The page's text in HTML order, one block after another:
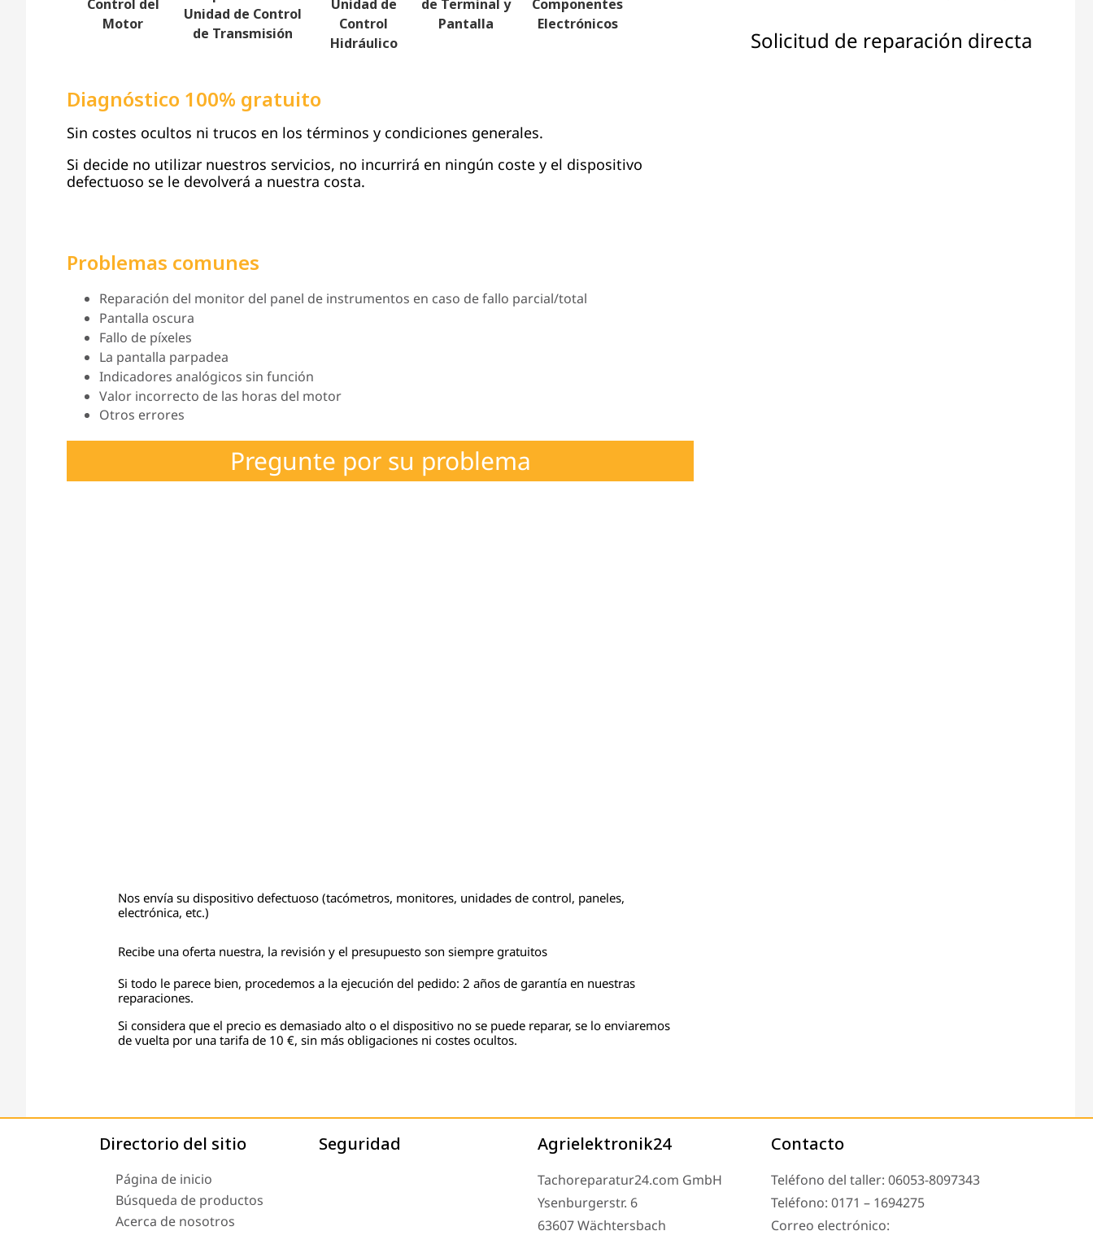
Control del
Motor
Unidad de Control
de Transmisión
Unidad de
Control
Hidráulico
de Terminal y
Pantalla
Componentes
Electrónicos
Diagnóstico 100% gratuito
Sin costes ocultos ni trucos en los términos y condiciones generales.
Si decide no utilizar nuestros servicios, no incurrirá en ningún coste y el dispositivo
defectuoso se le devolverá a nuestra costa.
Problemas comunes
Reparación del monitor del panel de instrumentos en caso de fallo parcial/total
Pantalla oscura
Fallo de píxeles
La pantalla parpadea
Indicadores analógicos sin función
Valor incorrecto de las horas del motor
Otros errores
Pregunte por su problema
Nos envía su dispositivo defectuoso (tacómetros, monitores, unidades de control, paneles,
electrónica, etc.)
Recibe una oferta nuestra, la revisión y el presupuesto son siempre gratuitos
Si todo le parece bien, procedemos a la ejecución del pedido: 2 años de garantía en nuestras
reparaciones.
Si considera que el precio es demasiado alto o el dispositivo no se puede reparar, se lo enviaremos
de vuelta por una tarifa de 10 €, sin más obligaciones ni costes ocultos.
Solicitud de reparación directa
Directorio del sitio
Página de inicio
Búsqueda de productos
Acerca de nosotros
Seguridad Agrielektronik24
Tachoreparatur24.com GmbH
Ysenburgerstr. 6
63607 Wächtersbach
Contacto
Teléfono del taller: 06053-8097343
Teléfono: 0171 – 1694275
Correo electrónico: